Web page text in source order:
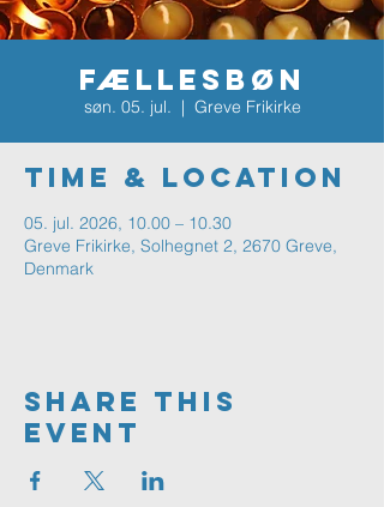
FÆLLESBØN
søn. 05. jul.
  |
Greve Frikirke
Time & Location
05. jul. 2026, 10.00 – 10.30
Greve Frikirke, Solhegnet 2, 2670 Greve,
Denmark
Share This
Event